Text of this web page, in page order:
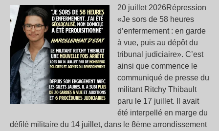
20 juillet 2026Répression
«Je sors de 58 heures
d’enfermement : en garde
à vue, puis au dépôt du
tribunal judiciaire». C’est
ainsi que commence le
communiqué de presse du
militant Ritchy Thibault
paru le 17 juillet. Il avait
été interpellé en marge du
défilé militaire du 14 juillet, dans le 8ème arrondissement